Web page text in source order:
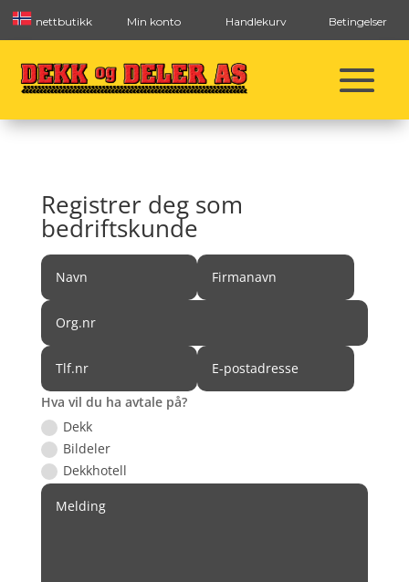
nettbutikk Min konto Handlekurv Betingelser
Registrer deg som
bedriftskunde
Hva vil du ha avtale på?
Dekk
Bildeler
Dekkhotell